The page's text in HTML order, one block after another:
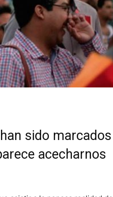
sido marcados
acecharnos